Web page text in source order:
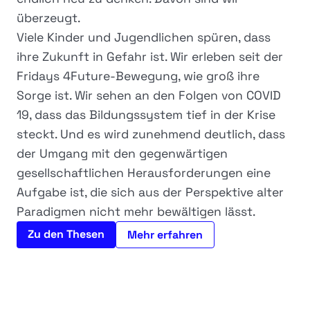
überzeugt.
Viele Kinder und Jugendlichen spüren, dass
ihre Zukunft in Gefahr ist. Wir erleben seit der
Fridays 4Future-Bewegung, wie groß ihre
Sorge ist. Wir sehen an den Folgen von COVID
19, dass das Bildungssystem tief in der Krise
steckt. Und es wird zunehmend deutlich, dass
der Umgang mit den gegenwärtigen
gesellschaftlichen Herausforderungen eine
Aufgabe ist, die sich aus der Perspektive alter
Paradigmen nicht mehr bewältigen lässt.
Zu den Thesen Mehr erfahren